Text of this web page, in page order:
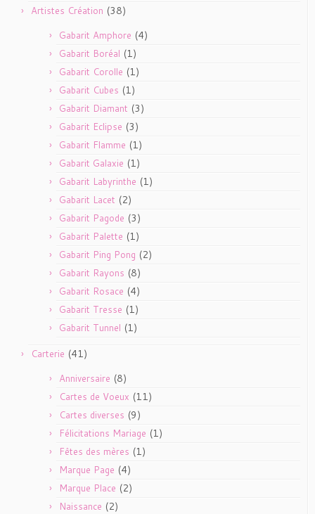
Artistes Création (38)
Gabarit Amphore (4)
Gabarit Boréal (1)
Gabarit Corolle (1)
Gabarit Cubes (1)
Gabarit Diamant (3)
Gabarit Eclipse (3)
Gabarit Flamme (1)
Gabarit Galaxie (1)
Gabarit Labyrinthe (1)
Gabarit Lacet (2)
Gabarit Pagode (3)
Gabarit Palette (1)
Gabarit Ping Pong (2)
Gabarit Rayons (8)
Gabarit Rosace (4)
Gabarit Tresse (1)
Gabarit Tunnel (1)
Carterie (41)
Anniversaire (8)
Cartes de Voeux (11)
Cartes diverses (9)
Félicitations Mariage (1)
Fêtes des mères (1)
Marque Page (4)
Marque Place (2)
Naissance (2)